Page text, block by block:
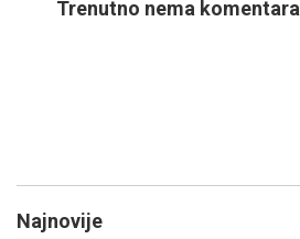
Trenutno nema
Najnovije